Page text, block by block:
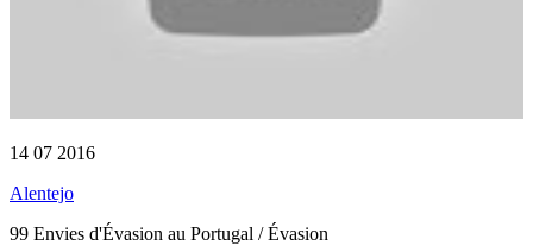
14 07 2016
Alentejo
99 Envies d'Évasion au Portugal / Évasion